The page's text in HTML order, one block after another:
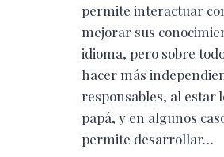
permite interactuar
mejorar sus
idioma, pero sobre
hacer más
responsables, al estar
papá, y en algunos
permite desarrollar…